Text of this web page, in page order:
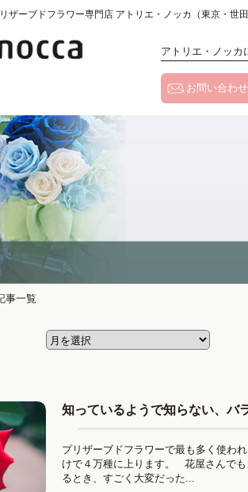
ザーブドフラワー専門店 アトリエ・ノッカ（東京・世
アトリエ・ノッ
お問い合わ
事一覧
知っているようで知らない、バ
プリザーブドフラワーで最も多く使
けで４万種に上ります。 花屋さんで
るとき、すごく大変だった...